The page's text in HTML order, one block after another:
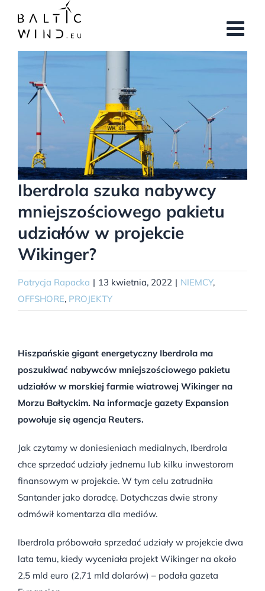
zawartości
większy
obrazek
Iberdrola szuka nabywcy
mniejszościowego pakietu
udziałów w projekcie
Wikinger?
Patrycja Rapacka | 13 kwietnia, 2022 | NIEMCY,
OFFSHORE, PROJEKTY
Hiszpańskie gigant energetyczny Iberdrola ma
poszukiwać nabywców mniejszościowego pakietu
udziałów w morskiej farmie wiatrowej Wikinger na
Morzu Bałtyckim. Na informacje gazety Expansion
powołuje się agencja Reuters.
Jak czytamy w doniesieniach medialnych, Iberdrola
chce sprzedać udziały jednemu lub kilku inwestorom
finansowym w projekcie. W tym celu zatrudniła
Santander jako doradcę. Dotychczas dwie strony
odmówił komentarza dla mediów.
Iberdrola próbowała sprzedać udziały w projekcie dwa
lata temu, kiedy wyceniała projekt Wikinger na około
2,5 mld euro (2,71 mld dolarów) – podała gazeta